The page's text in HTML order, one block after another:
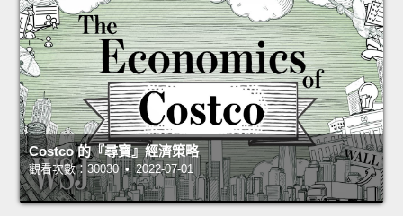
Costco 的『尋寶』經濟策略
觀看次數：30030 • 2022-07-01